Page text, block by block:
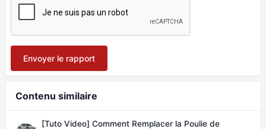
Envoyer le rapport
Contenu similaire
[Tuto Video] Comment Remplacer la Poulie de